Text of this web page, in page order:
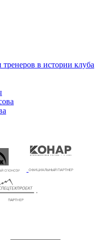
в истории клуба